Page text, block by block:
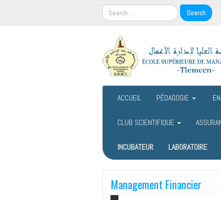
ACCUEIL PÉDAGOGIE
CLUB SCIENTIFIQUE
INCUBATEUR LABORATOIRE
Management Financier